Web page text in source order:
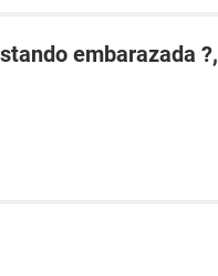
embarazada ?,